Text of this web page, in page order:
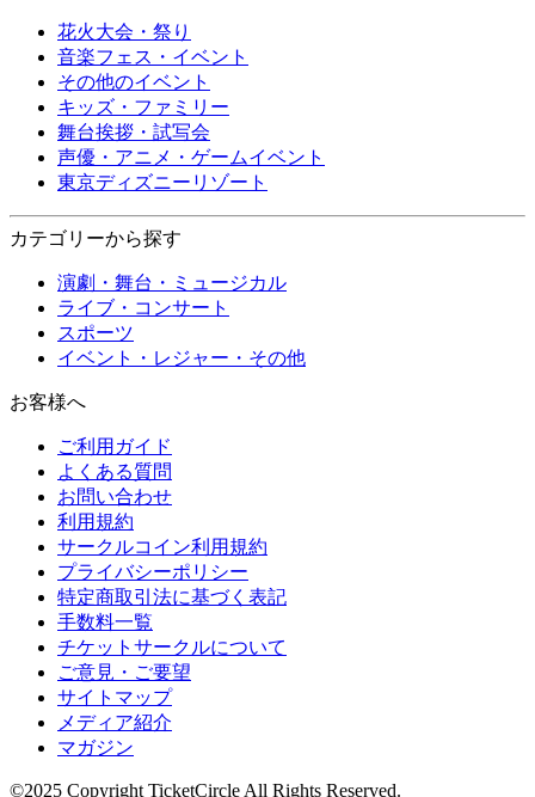
花火大会・祭り
音楽フェス・イベント
その他のイベント
キッズ・ファミリー
舞台挨拶・試写会
声優・アニメ・ゲームイベント
東京ディズニーリゾート
カテゴリーから探す
演劇・舞台・ミュージカル
ライブ・コンサート
スポーツ
イベント・レジャー・その他
お客様へ
ご利用ガイド
よくある質問
お問い合わせ
利用規約
サークルコイン利用規約
プライバシーポリシー
特定商取引法に基づく表記
手数料一覧
チケットサークルについて
ご意見・ご要望
サイトマップ
メディア紹介
マガジン
©2025 Copyright TicketCircle All Rights Reserved.